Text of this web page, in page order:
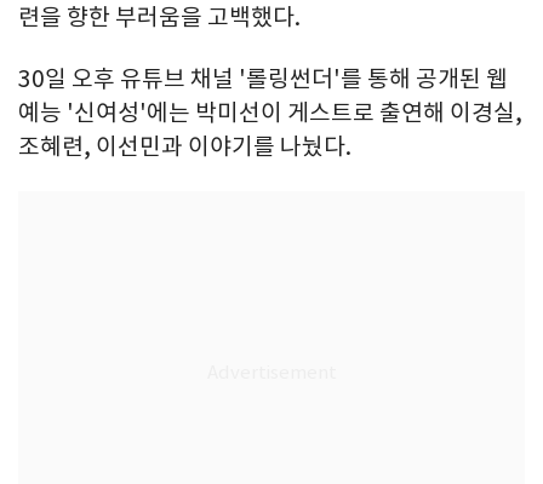
련을 향한 부러움을 고백했다.
30일 오후 유튜브 채널 '롤링썬더'를 통해 공개된 웹
예능 '신여성'에는 박미선이 게스트로 출연해 이경실,
조혜련, 이선민과 이야기를 나눴다.